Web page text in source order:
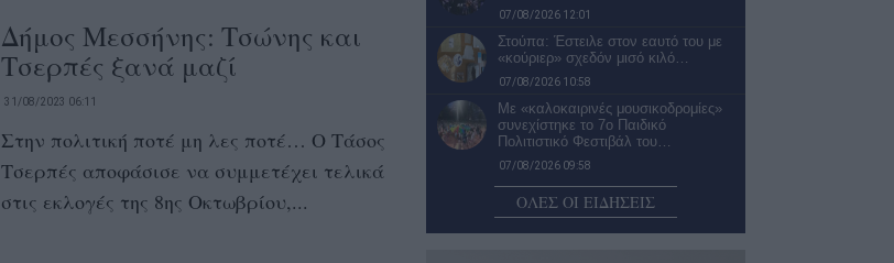
Δήμος Μεσσήνης: Τσώνης και
Τσερπές ξανά μαζί
31/08/2023 06:11
Στην πολιτική ποτέ μη λες ποτέ… Ο Τάσος
Τσερπές αποφάσισε να συμμετέχει τελικά
στις εκλογές της 8ης Οκτωβρίου,...
07/08/2026 12:01
Στούπα: Έστειλε στον εαυτό του με
«κούριερ» σχεδόν μισό κιλό…
07/08/2026 10:58
Με «καλοκαιρινές μουσικοδρομίες»
συνεχίστηκε το 7ο Παιδικό
Πολιτιστικό Φεστιβάλ του…
07/08/2026 09:58
Φωτιά στη Βοιωτία:
Προφυλακίστηκαν ο δήμαρχος
ΟΛΕΣ ΟΙ ΕΙΔΗΣΕΙΣ